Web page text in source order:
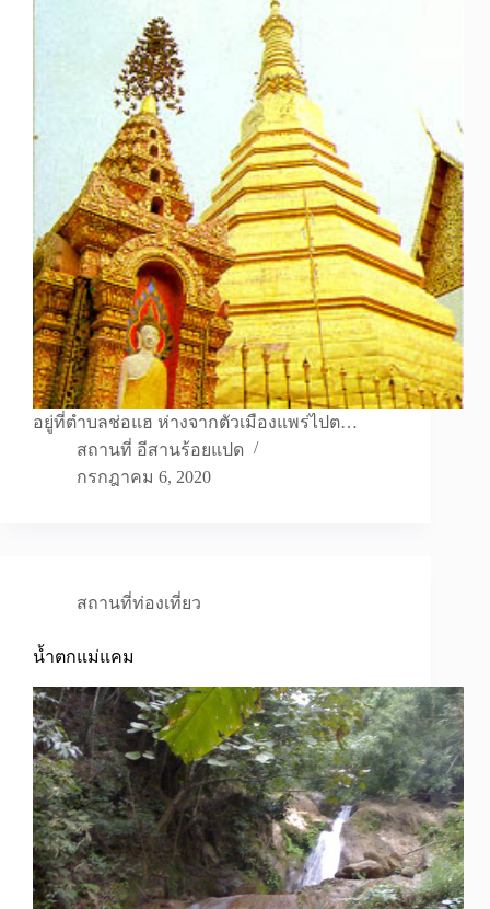
อยู่ที่ตำบลช่อแฮ ห่างจากตัวเมืองแพร่ไปต…
สถานที่ อีสานร้อยแปด
กรกฎาคม 6, 2020
สถานที่ท่องเที่ยว
น้ำตกแม่แคม